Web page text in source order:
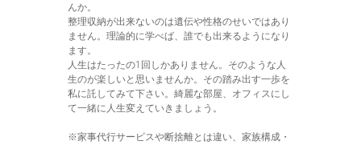
んか。
整理収納が出来ないのは遺伝や性格のせいではあり
ません。理論的に学べば、誰でも出来るようになり
ます。
人生はたったの1回しかありません。そのような人
生のが楽しいと思いませんか。その踏み出す一歩を
私に託してみて下さい。綺麗な部屋、オフィスにし
て一緒に人生変えていきましょう。
※家事代行サービスや断捨離とは違い、家族構成・